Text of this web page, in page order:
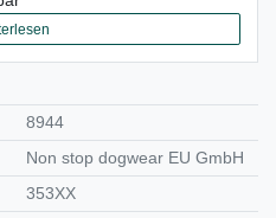
8944
Non stop dogwear EU GmbH
353XX